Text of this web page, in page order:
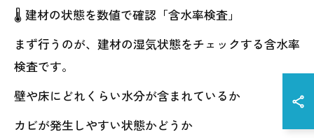
🌡️ 建材の状態を数値で確認「含水率検査」
まず行うのが、建材の湿気状態をチェックする含水率
検査です。
壁や床にどれくらい水分が含まれているか
カビが発生しやすい状態かどうか